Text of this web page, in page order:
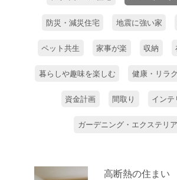
防災・減災住宅 地震に強い家
ペット共生 家事が楽 収納
暮らしや趣味を楽しむ 健康・リラ
資金計画 間取り インテ
ガーデニング・エクステリア
高断熱の住まい